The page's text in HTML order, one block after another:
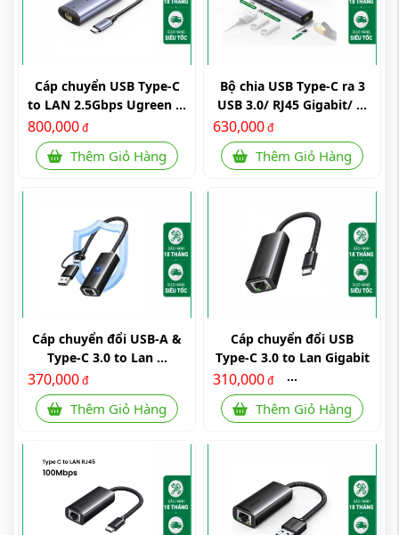
Cáp chuyển USB Type-C
to LAN 2.5Gbps Ugreen ...
800,000đ
Thêm Giỏ Hàng
Bộ chia USB Type-C ra 3
USB 3.0/ RJ45 Gigabit/ ...
630,000đ
Thêm Giỏ Hàng
Cáp chuyển đổi USB-A &
Type-C 3.0 to Lan ...
370,000đ
Thêm Giỏ Hàng
Cáp chuyển đổi USB
Type-C 3.0 to Lan Gigabit
...
310,000đ
Thêm Giỏ Hàng